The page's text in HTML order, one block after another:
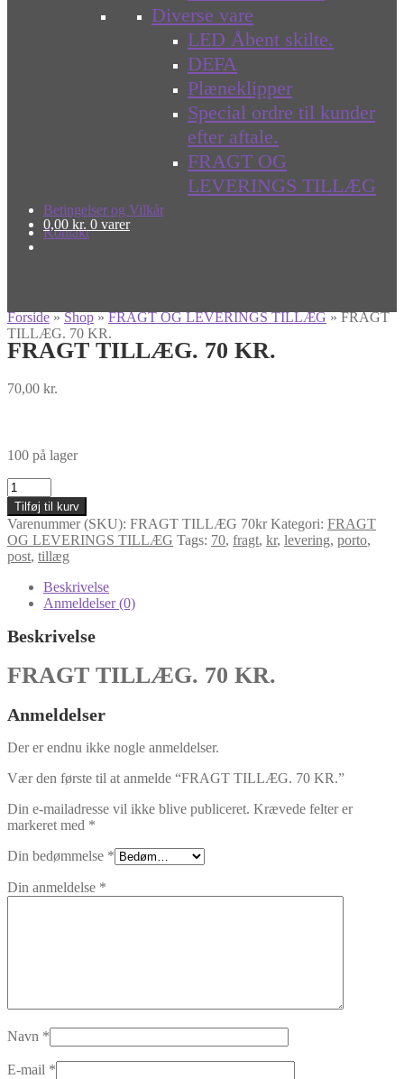
Diverse vare
LED Åbent skilte.
DEFA
Plæneklipper
Special ordre til kunder
efter aftale.
FRAGT OG
LEVERINGS TILLÆG
Betingelser og Vilkår
Kontakt
0,00 kr. 0 varer
Forside»Shop»FRAGT OG LEVERINGS TILLÆG»FRAGT
TILLÆG. 70 KR.
FRAGT TILLÆG. 70 KR.
70,00 kr.
100 på lager
FRAGT
TILLÆG.
70
KR.
antal
Tilføj til kurv
Varenummer (SKU): FRAGT TILLÆG 70kr Kategori: FRAGT
OG LEVERINGS TILLÆG Tags: 70, fragt, kr, levering, porto,
post, tillæg
Beskrivelse
Anmeldelser (0)
Beskrivelse
FRAGT TILLÆG. 70 KR.
Anmeldelser
Der er endnu ikke nogle anmeldelser.
Vær den første til at anmelde “FRAGT TILLÆG. 70 KR.”
Din e-mailadresse vil ikke blive publiceret. Krævede felter er
markeret med *
Din bedømmelse *
Din anmeldelse *
Navn *
E-mail *